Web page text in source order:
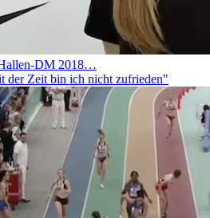
DM 2018…
der Zeit bin ich nicht zufrieden"